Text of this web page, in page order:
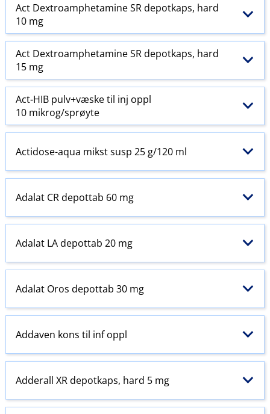
Act Dextroamphetamine SR depotkaps, hard
10 mg
Act Dextroamphetamine SR depotkaps, hard
15 mg
Act-HIB pulv+væske til inj oppl
10 mikrog/sprøyte
Actidose-aqua mikst susp 25 g/120 ml
Adalat CR depottab 60 mg
Adalat LA depottab 20 mg
Adalat Oros depottab 30 mg
Addaven kons til inf oppl
Adderall XR depotkaps, hard 5 mg